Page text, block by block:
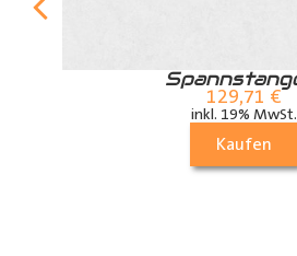
129,71 €
inkl. 19% MwSt.
Kaufen